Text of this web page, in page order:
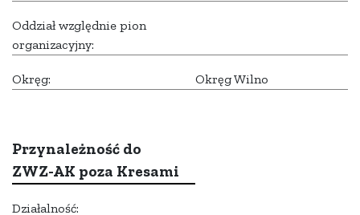
Oddział względnie pion
organizacyjny:
Okręg: Okręg Wilno
Przynależność do
ZWZ-AK poza Kresami
Działalność: